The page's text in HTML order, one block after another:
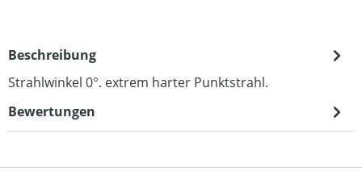
Beschreibung
Strahlwinkel 0°. extrem harter Punktstrahl.
Bewertungen